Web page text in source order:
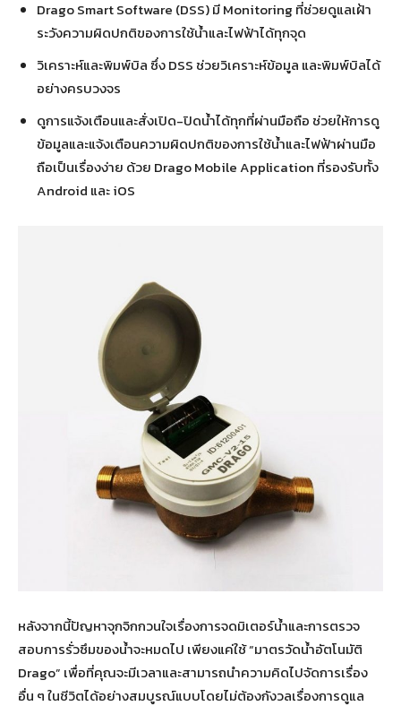
Drago Smart Software (DSS) มี Monitoring ที่ช่วยดูแลเฝ้า
ระวังความผิดปกติของการใช้น้ำและไฟฟ้าได้ทุกจุด
วิเคราะห์และพิมพ์บิล ซึ่ง DSS ช่วยวิเคราะห์ข้อมูล และพิมพ์บิลได้
อย่างครบวงจร
ดูการแจ้งเตือนและสั่งเปิด-ปิดน้ำได้ทุกที่ผ่านมือถือ ช่วยให้การดู
ข้อมูลและแจ้งเตือนความผิดปกติของการใช้น้ำและไฟฟ้าผ่านมือ
ถือเป็นเรื่องง่าย ด้วย Drago Mobile Application ที่รองรับทั้ง
Android และ iOS
หลังจากนี้ปัญหาจุกจิกกวนใจเรื่องการจดมิเตอร์น้ำและการตรวจ
สอบการรั่วซึมของน้ำจะหมดไป เพียงแค่ใช้ “มาตรวัดน้ำอัตโนมัติ
Drago” เพื่อที่คุณจะมีเวลาและสามารถนำความคิดไปจัดการเรื่อง
อื่น ๆ ในชีวิตได้อย่างสมบูรณ์แบบโดยไม่ต้องกังวลเรื่องการดูแล